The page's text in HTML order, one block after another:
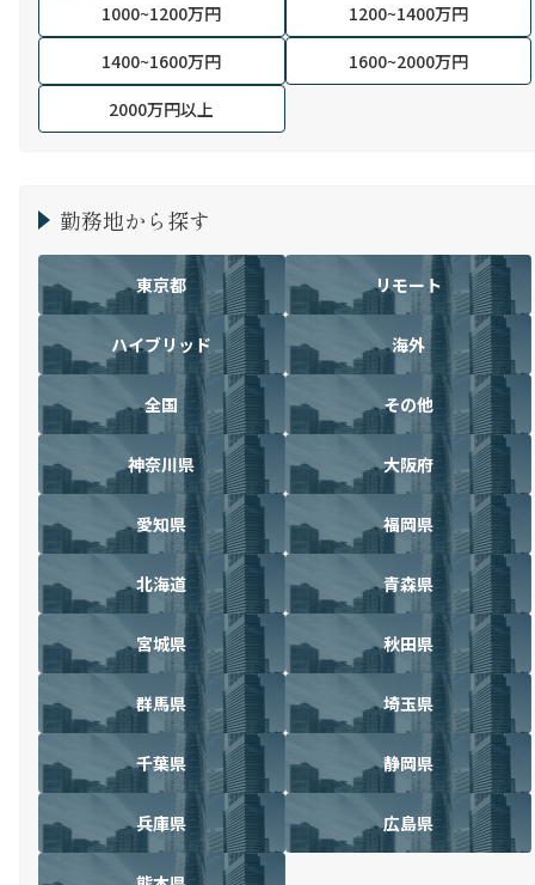
1000~1200万円
1200~1400万円
1400~1600万円
1600~2000万円
2000万円以上
勤務地から探す
東京都 リモート
ハイブリッド 海外
全国 その他
神奈川県 大阪府
愛知県 福岡県
北海道 青森県
宮城県 秋田県
群馬県 埼玉県
千葉県 静岡県
兵庫県 広島県